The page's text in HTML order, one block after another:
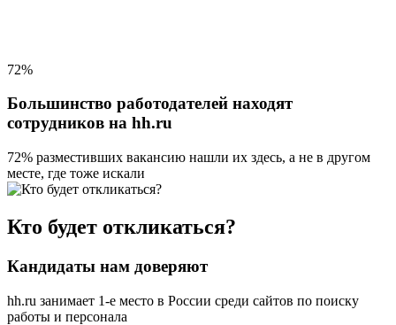
72%
Большинство работодателей находят
сотрудников на hh.ru
72% разместивших вакансию нашли их здесь, а не в другом
месте, где тоже искали
Кто будет откликаться?
Кандидаты нам доверяют
hh.ru занимает 1-е место в России среди сайтов по поиску
работы и персонала